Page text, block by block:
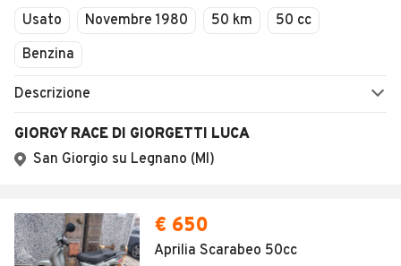
Usato Novembre 1980 50 km
50 cc
Benzina
Descrizione
GIORGY RACE DI GIORGETTI LUCA
San Giorgio su Legnano (MI)
€ 650
Aprilia Scarabeo 50cc